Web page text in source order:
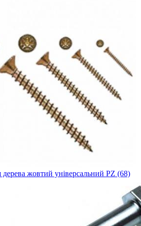
жовтий універсальний PZ (68)